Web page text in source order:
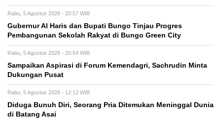
Rabu, 5 Agustus 2026 - 20:57 WIB
​Gubernur Al Haris dan Bupati Bungo Tinjau Progres
Pembangunan Sekolah Rakyat di Bungo Green City
Rabu, 5 Agustus 2026 - 20:54 WIB
Sampaikan Aspirasi di Forum Kemendagri, Sachrudin Minta
Dukungan Pusat
Rabu, 5 Agustus 2026 - 12:12 WIB
Diduga Bunuh Diri, Seorang Pria Ditemukan Meninggal Dunia
di Batang Asai